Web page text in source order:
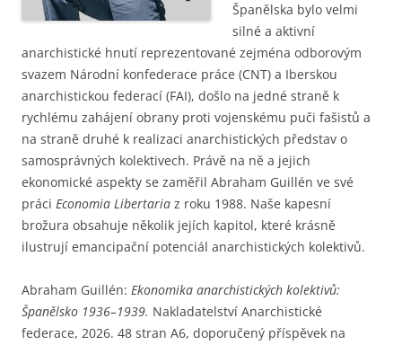
Španělska bylo velmi
silné a aktivní
anarchistické hnutí reprezentované zejména odborovým
svazem Národní konfederace práce (CNT) a Iberskou
anarchistickou federací (FAI), došlo na jedné straně k
rychlému zahájení obrany proti vojenskému puči fašistů a
na straně druhé k realizaci anarchistických představ o
samosprávných kolektivech. Právě na ně a jejich
ekonomické aspekty se zaměřil Abraham Guillén ve své
práci Economia Libertaria z roku 1988. Naše kapesní
brožura obsahuje několik jejích kapitol, které krásně
ilustrují emancipační potenciál anarchistických kolektivů.
Abraham Guillén: Ekonomika anarchistických kolektivů:
Španělsko 1936–1939. Nakladatelství Anarchistické
federace, 2026. 48 stran A6, doporučený příspěvek na